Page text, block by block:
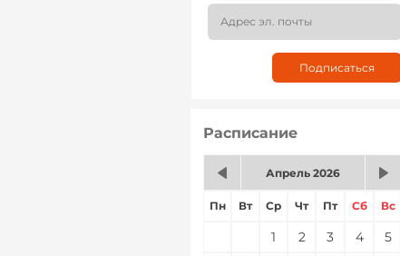
Расписание
Апрель 2026
Пн Вт Ср Чт Пт Сб Вс
1 2 3 4
5